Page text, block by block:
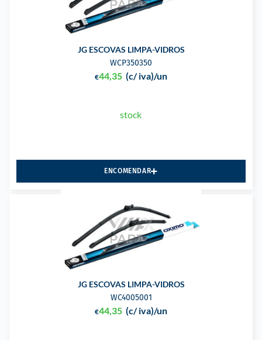
JG ESCOVAS LIMPA-VIDROS
WCP350350
€44,35 (c/ iva)/un
stock
ENCOMENDAR
JG ESCOVAS LIMPA-VIDROS
WC4005001
€44,35 (c/ iva)/un